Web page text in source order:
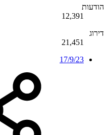
הודעות
12,391
דירוג
21,451
17/9/23